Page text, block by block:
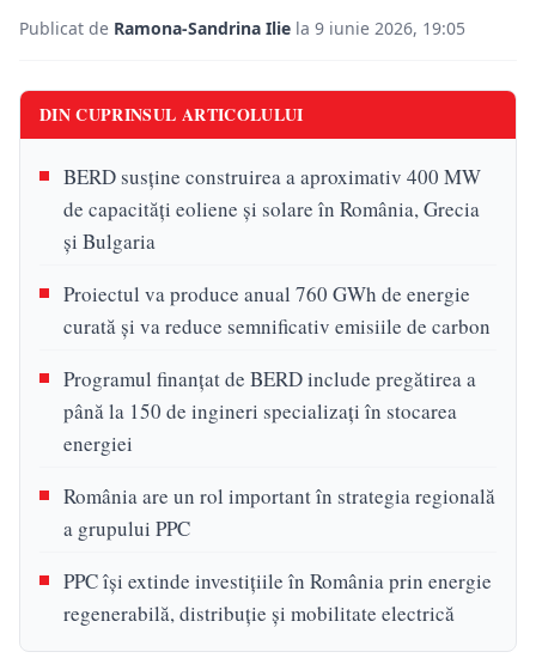
Publicat de Ramona-Sandrina Ilie la 9 iunie 2026, 19:05
DIN CUPRINSUL ARTICOLULUI
BERD susține construirea a aproximativ 400 MW
de capacități eoliene și solare în România, Grecia
și Bulgaria
Proiectul va produce anual 760 GWh de energie
curată și va reduce semnificativ emisiile de carbon
Programul finanțat de BERD include pregătirea a
până la 150 de ingineri specializați în stocarea
energiei
România are un rol important în strategia regională
a grupului PPC
PPC își extinde investițiile în România prin energie
regenerabilă, distribuție și mobilitate electrică